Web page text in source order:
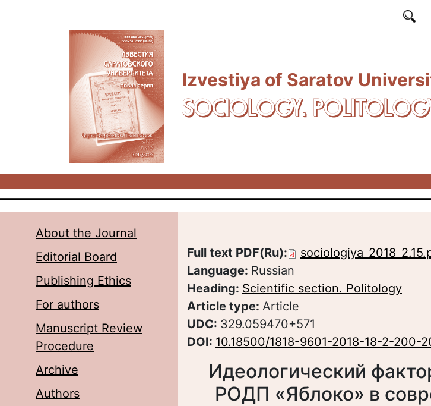
Izvestiya of Saratov
SOCIOLOGY.
About the Journal
Editorial Board
Publishing Ethics
For authors
Manuscript Review
Procedure
Archive
Authors
Full text PDF(Ru):
Language: Russian
Heading: Scientific section. Politology
Article type: Article
UDC: 329.059470+571
DOI: 10.18500/1818-9601-2018-18-2-200-
Идеологический
РОДП «Яблоко» в